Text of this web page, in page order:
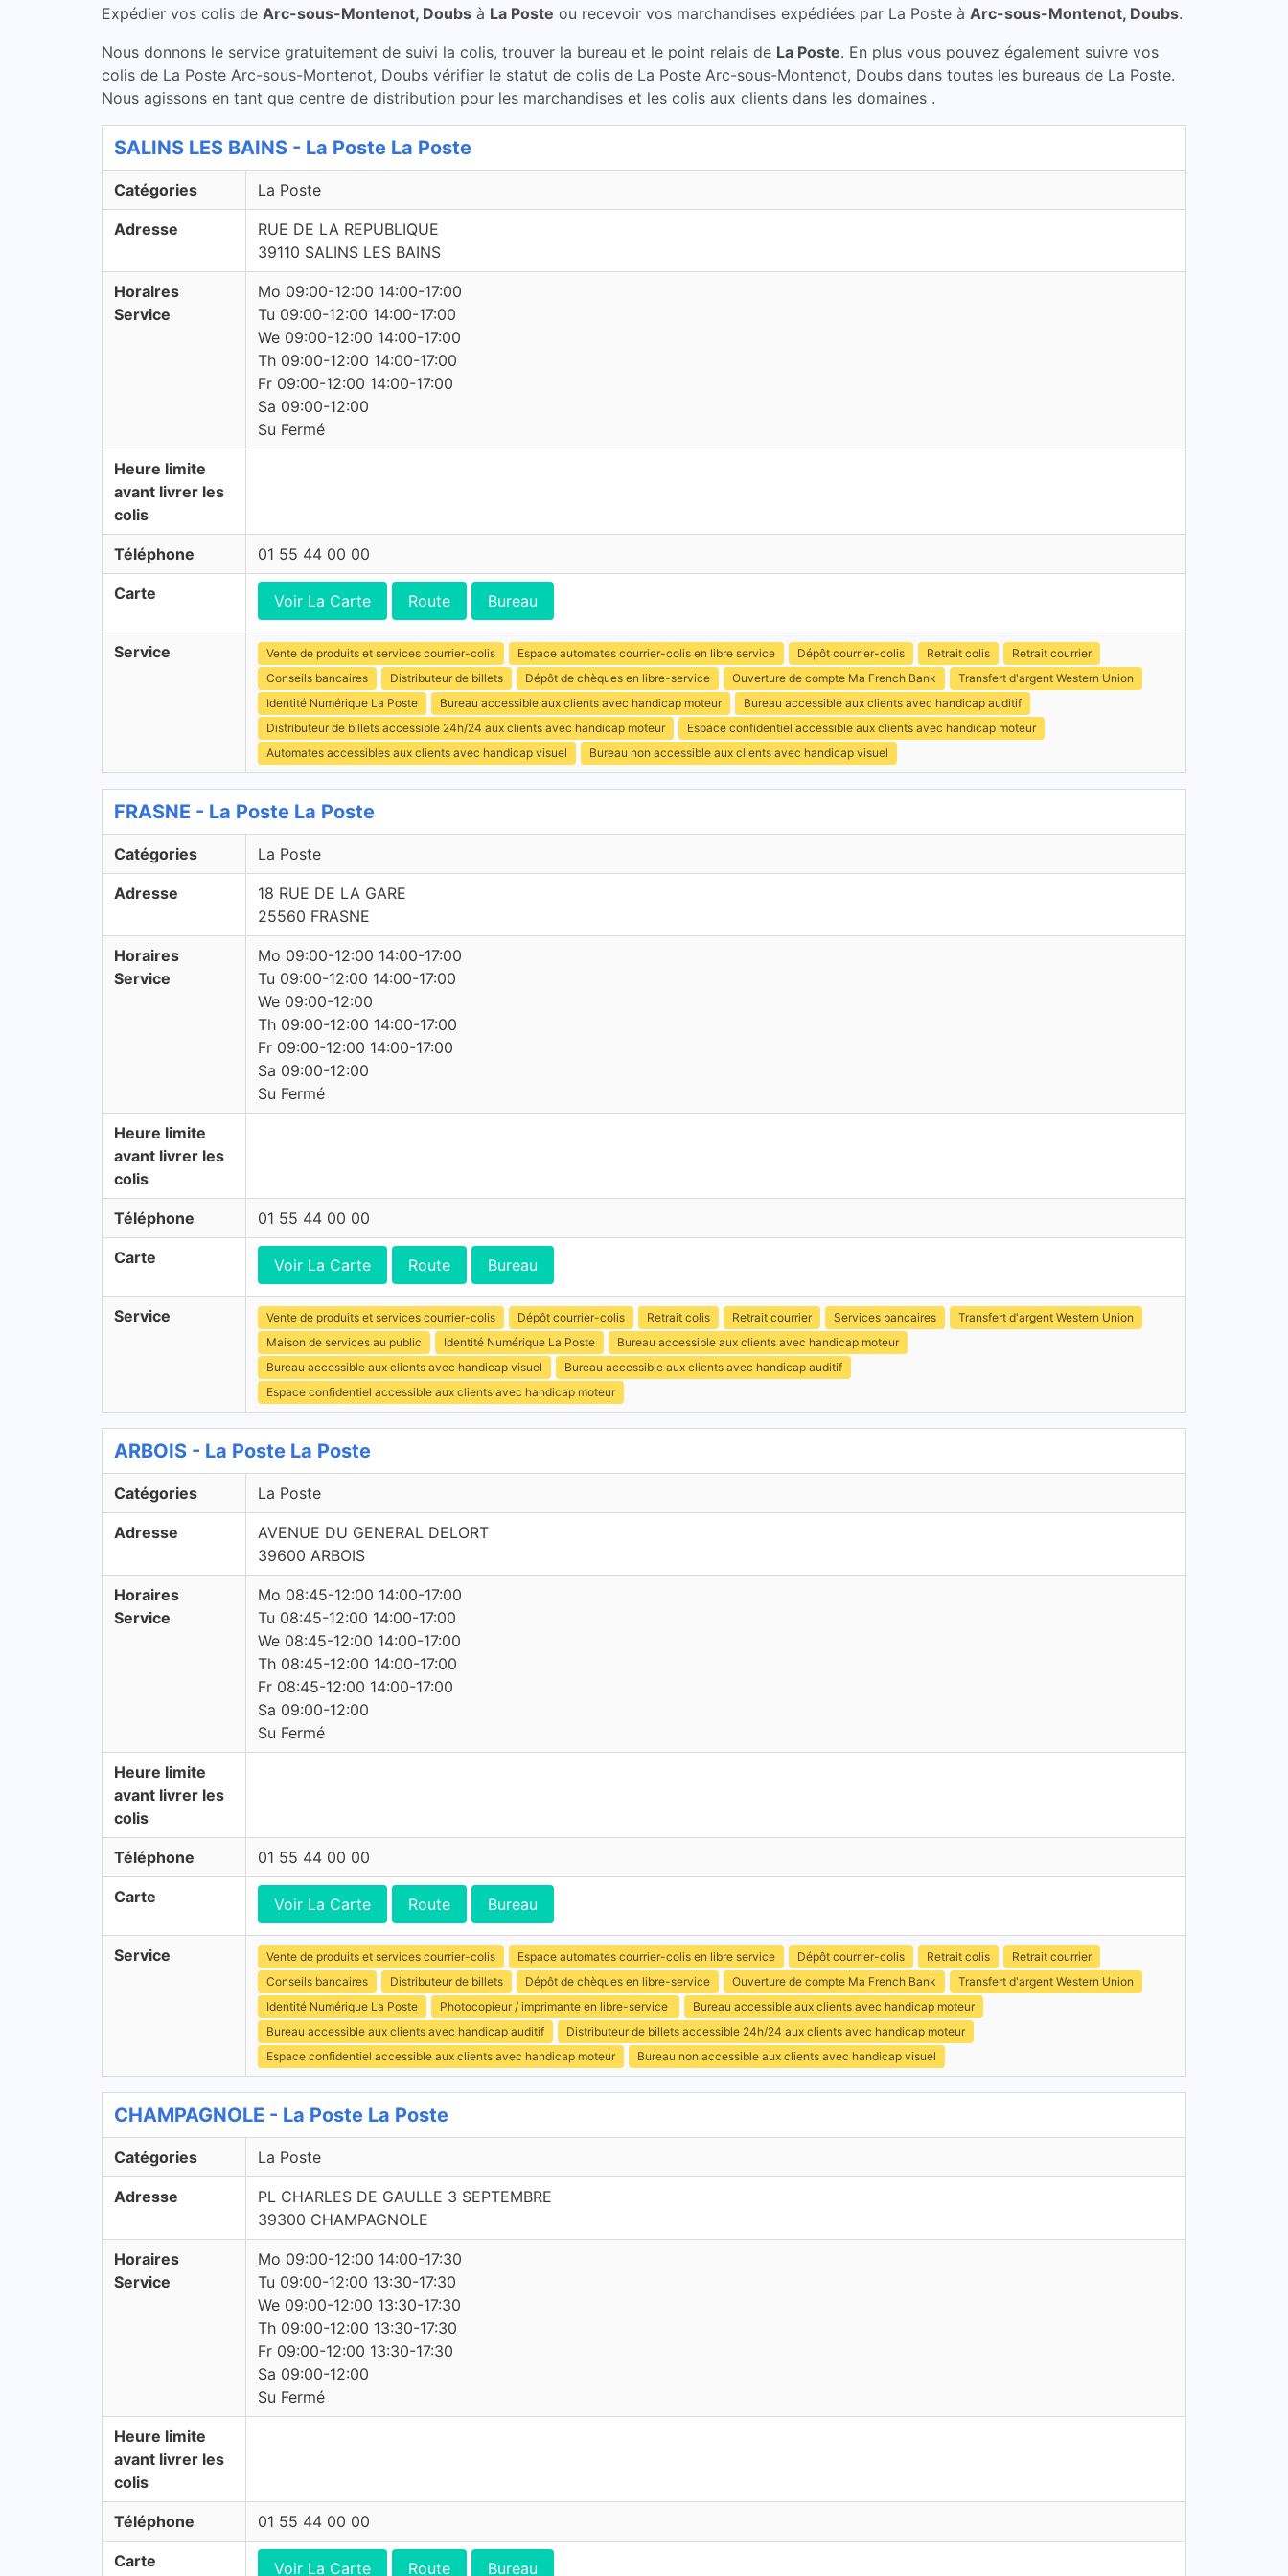
Expédier vos colis de Arc-sous-Montenot, Doubs à La Poste ou recevoir vos marchandises expédiées par La Poste à Arc-sous-Montenot, Doubs.
Nous donnons le service gratuitement de suivi la colis, trouver la bureau et le point relais de La Poste. En plus vous pouvez également suivre vos
colis de La Poste Arc-sous-Montenot, Doubs vérifier le statut de colis de La Poste Arc-sous-Montenot, Doubs dans toutes les bureaus de La Poste.
Nous agissons en tant que centre de distribution pour les marchandises et les colis aux clients dans les domaines .
SALINS LES BAINS - La Poste La Poste
Catégories La Poste
Adresse
RUE DE LA REPUBLIQUE
39110 SALINS LES BAINS
Horaires
Service
Mo 09:00-12:00 14:00-17:00
Tu 09:00-12:00 14:00-17:00
We 09:00-12:00 14:00-17:00
Th 09:00-12:00 14:00-17:00
Fr 09:00-12:00 14:00-17:00
Sa 09:00-12:00
Su Fermé
Heure limite
avant livrer les
colis
Téléphone 01 55 44 00 00
Carte Voir La Carte Route Bureau
Service Vente de produits et services courrier-colis Espace automates courrier-colis en libre service Dépôt courrier-colis Retrait colis
Retrait courrier
Conseils bancaires
Distributeur de billets Dépôt de chèques en libre-service Ouverture de compte Ma French Bank
Transfert d'argent Western Union
Identité Numérique La Poste
Bureau accessible aux clients avec handicap moteur
Bureau accessible aux clients avec handicap auditif
Distributeur de billets accessible 24h/24 aux clients avec handicap moteur
Espace confidentiel accessible aux clients avec handicap moteur
Automates accessibles aux clients avec handicap visuel
Bureau non accessible aux clients avec handicap visuel
FRASNE - La Poste La Poste
Catégories La Poste
Adresse
18 RUE DE LA GARE
25560 FRASNE
Horaires
Service
Mo 09:00-12:00 14:00-17:00
Tu 09:00-12:00 14:00-17:00
We 09:00-12:00
Th 09:00-12:00 14:00-17:00
Fr 09:00-12:00 14:00-17:00
Sa 09:00-12:00
Su Fermé
Heure limite
avant livrer les
colis
Téléphone 01 55 44 00 00
Carte Voir La Carte Route Bureau
Service Vente de produits et services courrier-colis Dépôt courrier-colis Retrait colis Retrait courrier Services bancaires
Transfert d'argent Western Union
Maison de services au public
Identité Numérique La Poste
Bureau accessible aux clients avec handicap moteur
Bureau accessible aux clients avec handicap visuel
Bureau accessible aux clients avec handicap auditif
Espace confidentiel accessible aux clients avec handicap moteur
ARBOIS - La Poste La Poste
Catégories La Poste
Adresse
AVENUE DU GENERAL DELORT
39600 ARBOIS
Horaires
Service
Mo 08:45-12:00 14:00-17:00
Tu 08:45-12:00 14:00-17:00
We 08:45-12:00 14:00-17:00
Th 08:45-12:00 14:00-17:00
Fr 08:45-12:00 14:00-17:00
Sa 09:00-12:00
Su Fermé
Heure limite
avant livrer les
colis
Téléphone 01 55 44 00 00
Carte Voir La Carte Route Bureau
Service Vente de produits et services courrier-colis Espace automates courrier-colis en libre service Dépôt courrier-colis Retrait colis
Retrait courrier
Conseils bancaires
Distributeur de billets Dépôt de chèques en libre-service Ouverture de compte Ma French Bank
Transfert d'argent Western Union
Identité Numérique La Poste
Photocopieur / imprimante en libre-service
Bureau accessible aux clients avec handicap moteur
Bureau accessible aux clients avec handicap auditif
Distributeur de billets accessible 24h/24 aux clients avec handicap moteur
Espace confidentiel accessible aux clients avec handicap moteur
Bureau non accessible aux clients avec handicap visuel
CHAMPAGNOLE - La Poste La Poste
Catégories La Poste
Adresse
PL CHARLES DE GAULLE 3 SEPTEMBRE
39300 CHAMPAGNOLE
Horaires
Service
Mo 09:00-12:00 14:00-17:30
Tu 09:00-12:00 13:30-17:30
We 09:00-12:00 13:30-17:30
Th 09:00-12:00 13:30-17:30
Fr 09:00-12:00 13:30-17:30
Sa 09:00-12:00
Su Fermé
Heure limite
avant livrer les
colis
Téléphone 01 55 44 00 00
Carte Voir La Carte Route Bureau